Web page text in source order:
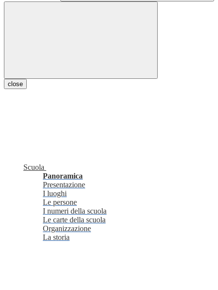
close
Scuola
Panoramica
Presentazione
I luoghi
Le persone
I numeri della scuola
Le carte della scuola
Organizzazione
La storia